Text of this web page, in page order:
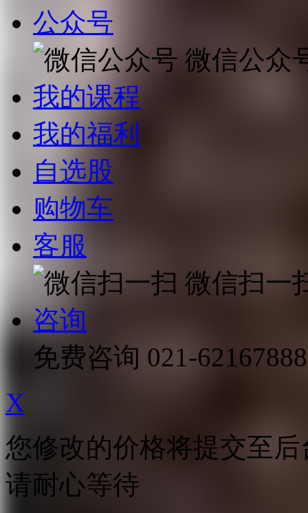
公众号
微信公众
我的课程
我的福利
自选股
购物车
客服
微信扫一
咨询
免费咨询 021-62167888
X
您修改的价格将提交至
请耐心等待